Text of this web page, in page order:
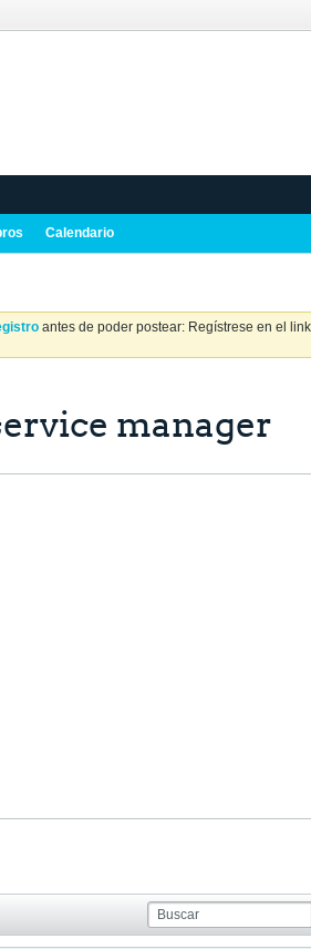
Calendario
antes de poder postear: Regístrese en el
manager